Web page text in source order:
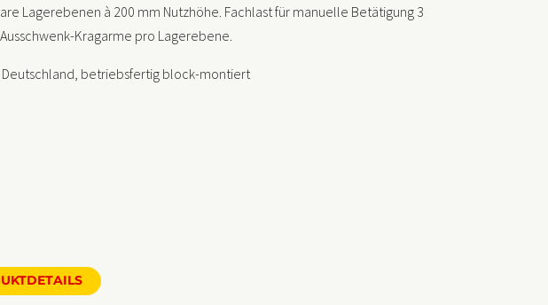
Lagerebenen à 200 mm Nutzhöhe. Fachlast für manuelle Betätigung 3
Kragarme pro Lagerebene.
Deutschland, betriebsfertig block-montiert